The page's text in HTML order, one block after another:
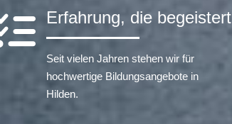
Erfahrung, die begeistert
Seit vielen Jahren stehen wir für
hochwertige Bildungsangebote in
Hilden.